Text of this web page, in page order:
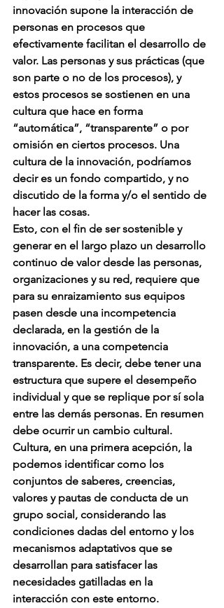
innovación supone la interacción de
personas en procesos que
efectivamente facilitan el desarrollo de
valor. Las personas y sus prácticas (que
son parte o no de los procesos), y
estos procesos se sostienen en una
cultura que hace en forma
“automática”, “transparente” o por
omisión en ciertos procesos. Una
cultura de la innovación, podríamos
decir es un fondo compartido, y no
discutido de la forma y/o el sentido de
hacer las cosas.
Esto, con el fin de ser sostenible y
generar en el largo plazo un desarrollo
continuo de valor desde las personas,
organizaciones y su red, requiere que
para su enraizamiento sus equipos
pasen desde una incompetencia
declarada, en la gestión de la
innovación, a una competencia
transparente. Es decir, debe tener una
estructura que supere el desempeño
individual y que se replique por sí sola
entre las demás personas. En resumen
debe ocurrir un cambio cultural.
Cultura, en una primera acepción, la
podemos identificar como los
conjuntos de saberes, creencias,
valores y pautas de conducta de un
grupo social, considerando las
condiciones dadas del entorno y los
mecanismos adaptativos que se
desarrollan para satisfacer las
necesidades gatilladas en la
interacción con este entorno.